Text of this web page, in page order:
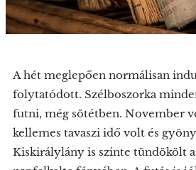
A hét meglepően normálisan
folytatódott. Szélboszorka
futni, még sötétben. November
kellemes tavaszi idő volt és
Kiskirálylány is szinte tündökölt